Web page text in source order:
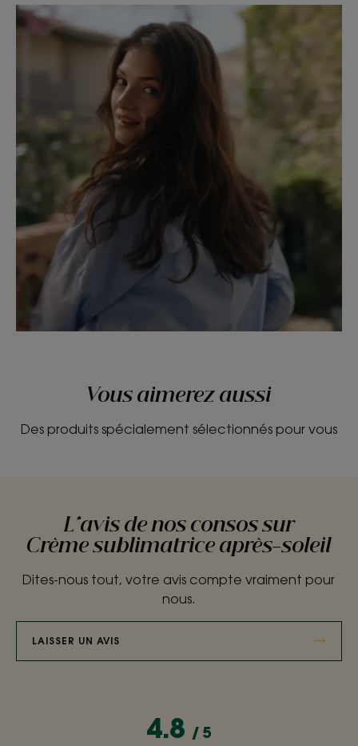
Vous aimerez aussi
Des produits spécialement sélectionnés pour vous
L'avis de nos consos sur
Crème sublimatrice après-soleil
Dites-nous tout, votre avis compte vraiment pour
nous.
LAISSER UN AVIS
4.8 / 5